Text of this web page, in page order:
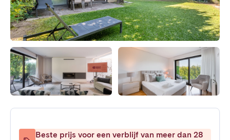
Beste prijs voor een verblijf van meer dan 28